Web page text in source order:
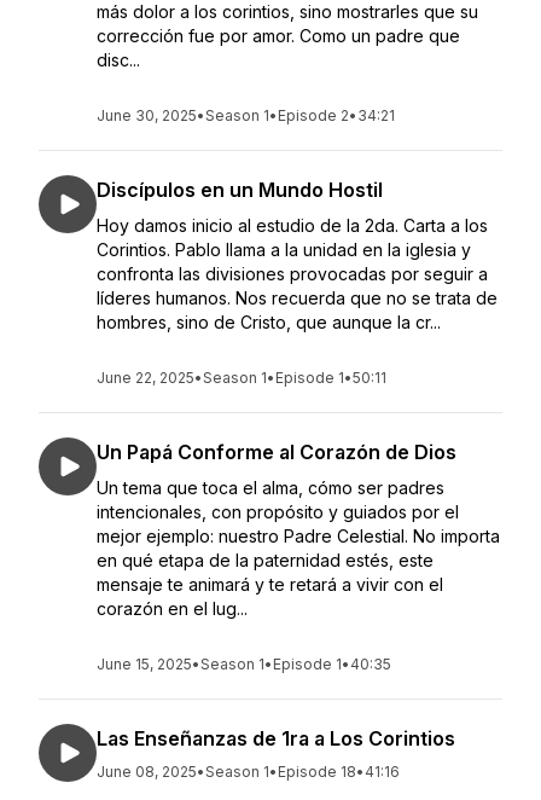
más dolor a los corintios, sino mostrarles que su
corrección fue por amor. Como un padre que
disc...
June 30, 2025•Season 1• Episode 2• 34:21
Discípulos en un Mundo Hostil
Hoy damos inicio al estudio de la 2da. Carta a los
Corintios. Pablo llama a la unidad en la iglesia y
confronta las divisiones provocadas por seguir a
líderes humanos. Nos recuerda que no se trata de
hombres, sino de Cristo, que aunque la cr...
June 22, 2025•Season 1• Episode 1•50:11
Un Papá Conforme al Corazón de Dios
Un tema que toca el alma, cómo ser padres
intencionales, con propósito y guiados por el
mejor ejemplo: nuestro Padre Celestial. No importa
en qué etapa de la paternidad estés, este
mensaje te animará y te retará a vivir con el
corazón en el lug...
June 15, 2025•Season 1• Episode 1• 40:35
Las Enseñanzas de 1ra a Los Corintios
June 08, 2025•Season 1• Episode 18• 41:16